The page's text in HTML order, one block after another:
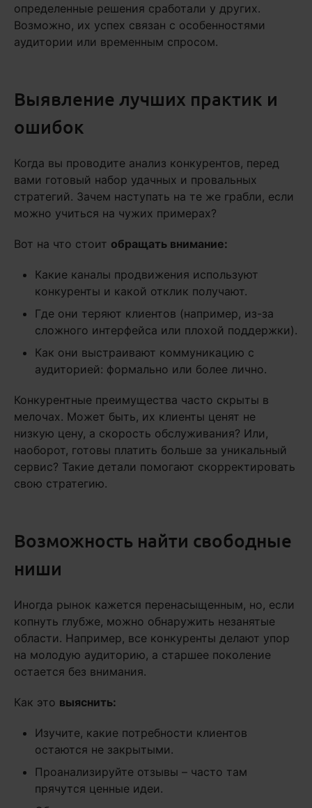
определенные решения сработали у других.
Возможно, их успех связан с особенностями
аудитории или временным спросом.
Выявление лучших практик и
ошибок
Когда вы проводите анализ конкурентов, перед
вами готовый набор удачных и провальных
стратегий. Зачем наступать на те же грабли, если
можно учиться на чужих примерах?
Вот на что стоит обращать внимание:
Какие каналы продвижения используют
конкуренты и какой отклик получают.
Где они теряют клиентов (например, из-за
сложного интерфейса или плохой поддержки).
Как они выстраивают коммуникацию с
аудиторией: формально или более лично.
Конкурентные преимущества часто скрыты в
мелочах. Может быть, их клиенты ценят не
низкую цену, а скорость обслуживания? Или,
наоборот, готовы платить больше за уникальный
сервис? Такие детали помогают скорректировать
свою стратегию.
Возможность найти свободные
ниши
Иногда рынок кажется перенасыщенным, но, если
копнуть глубже, можно обнаружить незанятые
области. Например, все конкуренты делают упор
на молодую аудиторию, а старшее поколение
остается без внимания.
Как это выяснить:
Изучите, какие потребности клиентов
остаются не закрытыми.
Проанализируйте отзывы – часто там
прячутся ценные идеи.